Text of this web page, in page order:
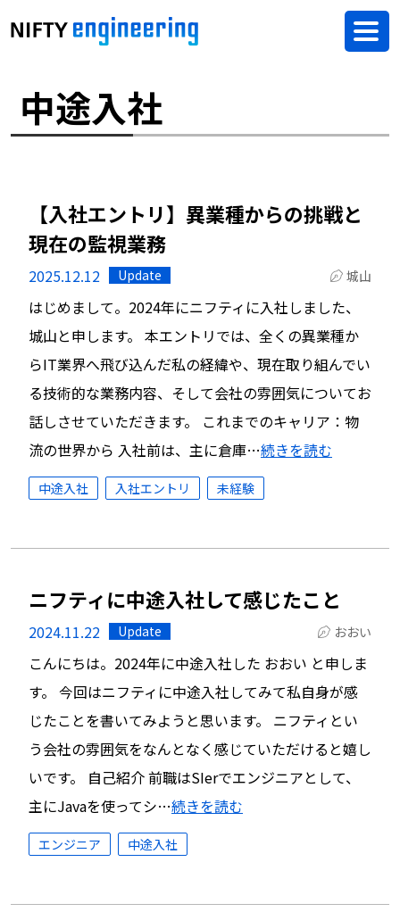
中途入社
【入社エントリ】異業種からの挑戦と
現在の監視業務
2025.12.12 Update 城山
はじめまして。2024年にニフティに入社しました、
城山と申します。 本エントリでは、全くの異業種か
らIT業界へ飛び込んだ私の経緯や、現在取り組んでい
る技術的な業務内容、そして会社の雰囲気についてお
話しさせていただきます。 これまでのキャリア：物
流の世界から 入社前は、主に倉庫…続きを読む
中途入社 入社エントリ 未経験
ニフティに中途入社して感じたこと
2024.11.22 Update おおい
こんにちは。2024年に中途入社した おおい と申しま
す。 今回はニフティに中途入社してみて私自身が感
じたことを書いてみようと思います。 ニフティとい
う会社の雰囲気をなんとなく感じていただけると嬉し
いです。 自己紹介 前職はSIerでエンジニアとして、
主にJavaを使ってシ…続きを読む
エンジニア 中途入社